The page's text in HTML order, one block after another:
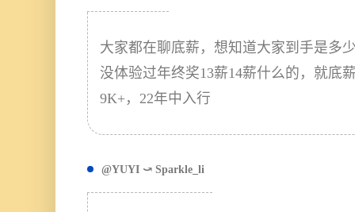
大家都在聊底薪，想知道大家到手是多
没体验过年终奖13薪14薪什么的，就底
9K+，22年中入行
@YUYI ⤻ Sparkle_li